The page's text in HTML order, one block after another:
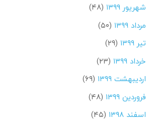
شهریور ۱۳۹۹
(۴۸)
مرداد ۱۳۹۹
(۵۰)
تیر ۱۳۹۹
(۲۹)
خرداد ۱۳۹۹
(۲۳)
اردیبهشت ۱۳۹۹
(۶۹)
فروردین ۱۳۹۹
(۴۸)
اسفند ۱۳۹۸
(۴۵)